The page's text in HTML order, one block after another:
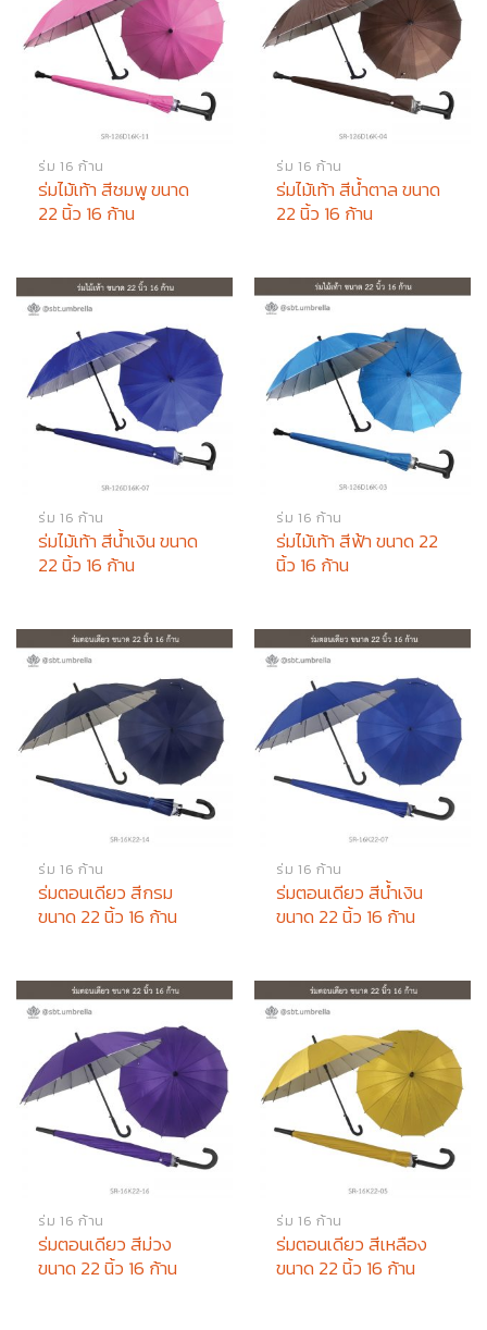
ร่ม 16 ก้าน
ร่มไม้เท้า สีชมพู ขนาด
22 นิ้ว 16 ก้าน
ร่ม 16 ก้าน
ร่มไม้เท้า สีน้ำตาล ขนาด
22 นิ้ว 16 ก้าน
ร่ม 16 ก้าน
ร่มไม้เท้า สีน้ำเงิน ขนาด
22 นิ้ว 16 ก้าน
ร่ม 16 ก้าน
ร่มไม้เท้า สีฟ้า ขนาด 22
นิ้ว 16 ก้าน
ร่ม 16 ก้าน
ร่มตอนเดียว สีกรม
ขนาด 22 นิ้ว 16 ก้าน
ร่ม 16 ก้าน
ร่มตอนเดียว สีน้ำเงิน
ขนาด 22 นิ้ว 16 ก้าน
ร่ม 16 ก้าน
ร่มตอนเดียว สีม่วง
ขนาด 22 นิ้ว 16 ก้าน
ร่ม 16 ก้าน
ร่มตอนเดียว สีเหลือง
ขนาด 22 นิ้ว 16 ก้าน